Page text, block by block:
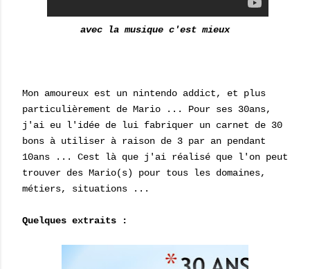
avec la musique c'est mieux
Mon amoureux est un nintendo addict, et plus
particulièrement de Mario ... Pour ses 30ans,
j'ai eu l'idée de lui fabriquer un carnet de 30
bons à utiliser à raison de 3 par an pendant
10ans ... Cest là que j'ai réalisé que l'on peut
trouver des Mario(s) pour tous les domaines,
métiers, situations ...
Quelques extraits :